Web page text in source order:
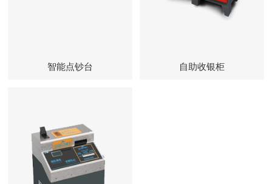
智能点钞台 自助收银柜